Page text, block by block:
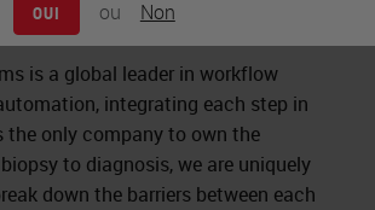
OUI ou Non
is a global leader in workflow
integrating each step in
the only company to own the
to diagnosis, we are uniquely
down the barriers between each